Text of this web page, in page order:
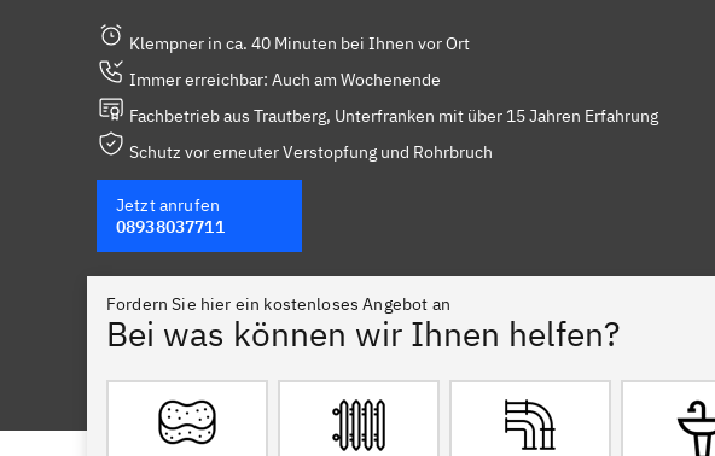
Klempner in ca. 40 Minuten bei Ihnen vor Ort
Immer erreichbar: Auch am Wochenende
Fachbetrieb aus Trautberg, Unterfranken mit über 15 Jahren Erfahrung
Schutz vor erneuter Verstopfung und Rohrbruch
Jetzt anrufen
08938037711
Fordern Sie hier ein kostenloses Angebot an
Bei was können wir Ihnen helfen?